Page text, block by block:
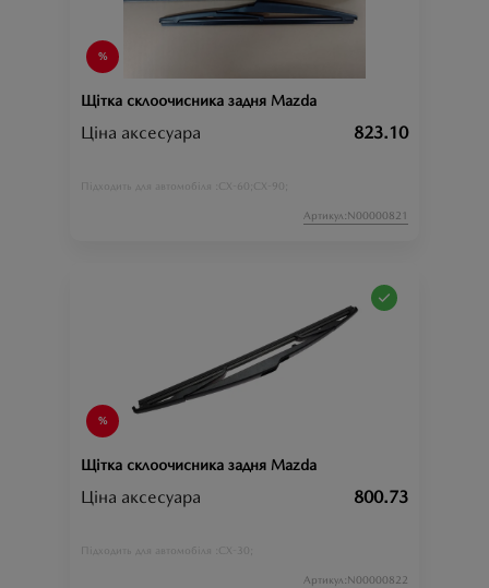
Щітка склоочисника задня Mazda
Ціна аксесуара 823.10
Підходить для автомобіля : CX-60; CX-90;
Артикул:N00000821
Щітка склоочисника задня Mazda
Ціна аксесуара 800.73
Підходить для автомобіля : CX-30;
Артикул:N00000822